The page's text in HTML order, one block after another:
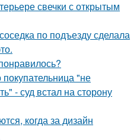
свечки с открытым
по подъезду сделала
"не
- суд встал на сторону
когда за дизайн